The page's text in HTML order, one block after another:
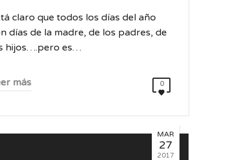
claro que todos los días del año
días de la madre, de los padres, de
hijos….pero es…
más 0
MAR
27
2017